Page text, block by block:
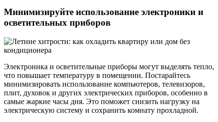
Минимизируйте использование электроники и
осветительных приборов
Электроника и осветительные приборы могут выделять тепло,
что повышает температуру в помещении. Постарайтесь
минимизировать использование компьютеров, телевизоров,
плит, духовок и других электрических приборов, особенно в
самые жаркие часы дня. Это поможет снизить нагрузку на
электрическую систему и сохранить комнату прохладной.